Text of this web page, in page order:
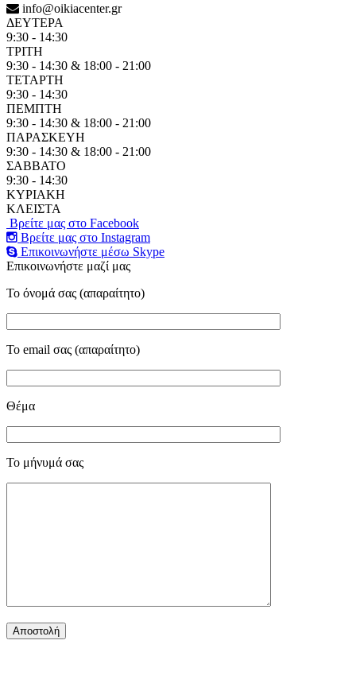
info@oikiacenter.gr
ΔΕΥΤΕΡΑ
9:30 - 14:30
ΤΡΙΤΗ
9:30 - 14:30 & 18:00 - 21:00
ΤΕΤΑΡΤΗ
9:30 - 14:30
ΠΕΜΠΤΗ
9:30 - 14:30 & 18:00 - 21:00
ΠΑΡΑΣΚΕΥΗ
9:30 - 14:30 & 18:00 - 21:00
ΣΑΒΒΑΤΟ
9:30 - 14:30
ΚΥΡΙΑΚΗ
ΚΛΕΙΣΤΑ
Βρείτε μας στο Facebook
Βρείτε μας στο Instagram
Επικοινωνήστε μέσω Skype
Επικοινωνήστε μαζί μας
Το όνομά σας (απαραίτητο)
Το email σας (απαραίτητο)
Θέμα
Το μήνυμά σας